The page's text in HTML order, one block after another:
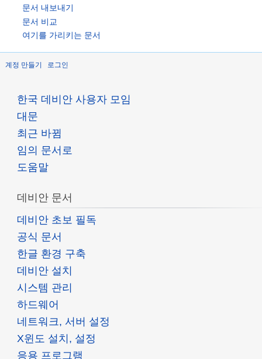
문서 내보내기
문서 비교
여기를 가리키는 문서
계정 만들기 로그인
한국 데비안 사용자 모임
대문
최근 바뀜
임의 문서로
도움말
데비안 문서
데비안 초보 필독
공식 문서
한글 환경 구축
데비안 설치
시스템 관리
하드웨어
네트워크, 서버 설정
X윈도 설치, 설정
응용 프로그램